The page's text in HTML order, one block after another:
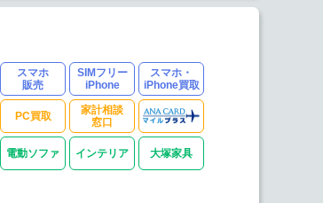
スマホ
販売
SIMフリー
iPhone
スマホ・
iPhone買取
PC買取
家計相談
窓口
電動ソファ インテリア 大塚家具